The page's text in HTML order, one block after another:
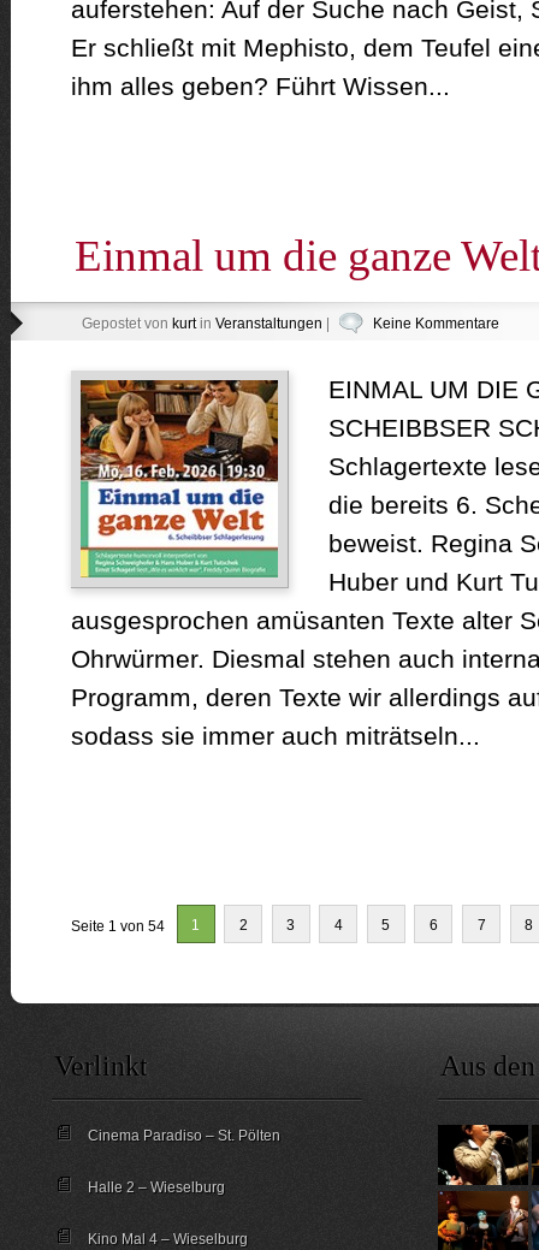
auferstehen: Auf der Suche nach Geist,
Er schließt mit Mephisto, dem Teufel
ihm alles geben? Führt Wissen...
Einmal um die ganze
Gepostet von kurtin Veranstaltungen Keine Kommentare
EINMAL UM DIE
SCHEIBBSER
Schlagertexte
die bereits 6.
beweist. Regina
Huber und Kurt
ausgesprochen amüsanten Texte alter
Ohrwürmer. Diesmal stehen auch
Programm, deren Texte wir allerdings
sodass sie immer auch miträtseln...
Seite 1 von 54 1 2 3 4 5 6 7 8
Verlinkt
Cinema Paradiso – St. Pölten
Halle 2 – Wieselburg
Kino Mal 4 – Wieselburg
Aus